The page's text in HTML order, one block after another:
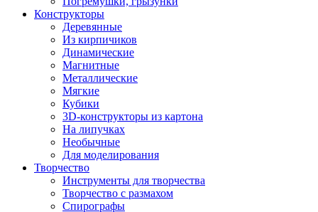
Конструкторы
Деревянные
Из кирпичиков
Динамические
Магнитные
Металлические
Мягкие
Кубики
3D-конструкторы из картона
На липучках
Необычные
Для моделирования
Творчество
Инструменты для творчества
Творчество с размахом
Спирографы